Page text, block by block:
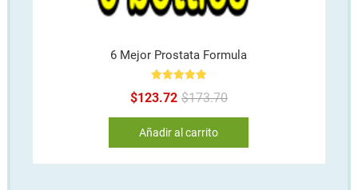
6 Mejor Prostata Formula
Valorado en
4.91
$173.70Original
price
$123.72
Current
price
Añadir al carrito